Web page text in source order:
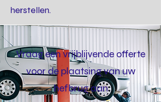
herstellen.
Vraag een vrijblijvende offerte
voor de plaatsing van uw
hefbrug aan